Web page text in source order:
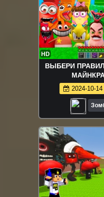
HD
ВЫБЕРИ
2024-10-